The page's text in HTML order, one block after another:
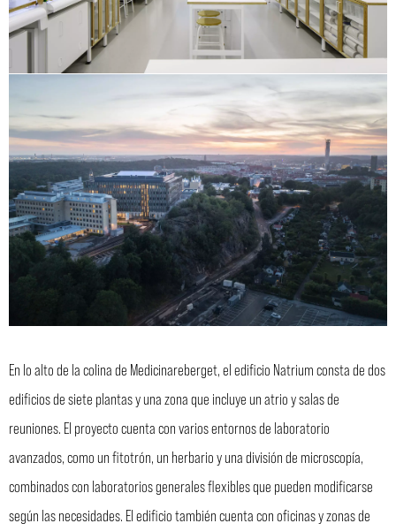
En lo alto de la colina de Medicinareberget, el edificio Natrium consta de dos
edificios de siete plantas y una zona que incluye un atrio y salas de
reuniones. El proyecto cuenta con varios entornos de laboratorio
avanzados, como un fitotrón, un herbario y una división de microscopía,
combinados con laboratorios generales flexibles que pueden modificarse
según las necesidades. El edificio también cuenta con oficinas y zonas de